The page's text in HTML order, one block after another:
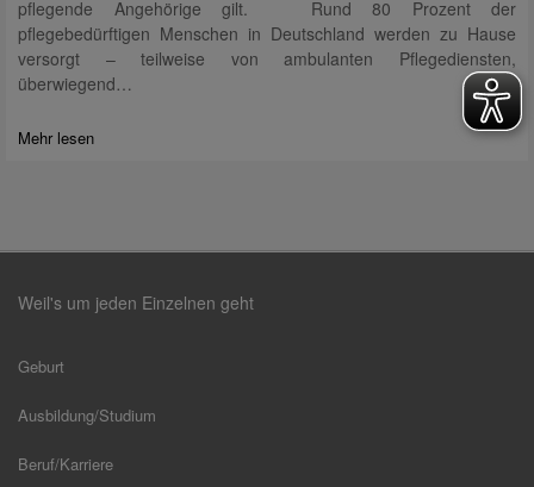
pflegende Angehörige gilt. Rund 80 Prozent der
pflegebedürftigen Menschen in Deutschland werden zu Hause
versorgt – teilweise von ambulanten Pflegediensten,
überwiegend…
Mehr lesen
Weil's um jeden Einzelnen geht
Geburt
Ausbildung/Studium
Beruf/Karriere